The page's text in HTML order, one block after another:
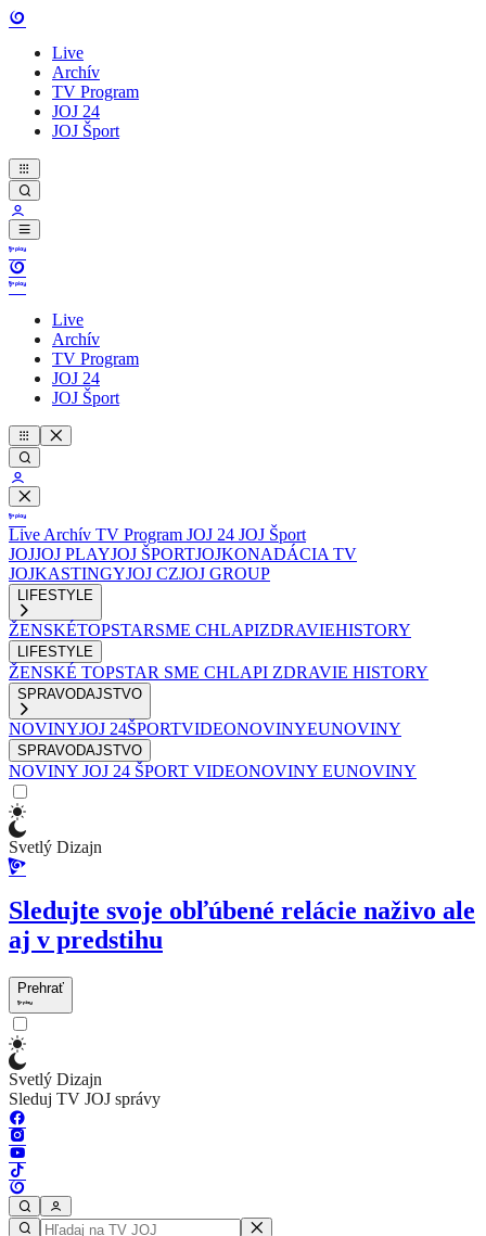
Live
Archív
TV Program
JOJ 24
JOJ Šport
Live
Archív
TV Program
JOJ 24
JOJ Šport
Live Archív TV Program JOJ 24 JOJ Šport
JOJJOJ PLAYJOJ ŠPORTJOJKONADÁCIA TV
JOJKASTINGYJOJ CZJOJ GROUP
LIFESTYLE
ŽENSKÉTOPSTARSME CHLAPIZDRAVIEHISTORY
LIFESTYLE
ŽENSKÉ TOPSTAR SME CHLAPI ZDRAVIE HISTORY
SPRAVODAJSTVO
NOVINYJOJ 24ŠPORTVIDEONOVINYEUNOVINY
SPRAVODAJSTVO
NOVINY JOJ 24 ŠPORT VIDEONOVINY EUNOVINY
Svetlý Dizajn
Sledujte svoje obľúbené relácie naživo ale
aj v predstihu
Prehrať
Svetlý Dizajn
Sleduj TV JOJ správy